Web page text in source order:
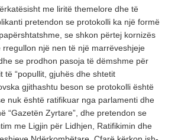
me liritë themelore dhe të
pretendon se protokolli ka një formë
se shkon përtej kornizës
rregullon një nen të një marrëveshjeje
se prodhon pasoja të dëmshme për
të “popullit, gjuhës dhe shtetit
gjithashtu beson se protokolli është
nuk është ratifikuar nga parlamenti dhe
“Gazetën Zyrtare”, dhe pretendon se
me Ligjin për Lidhjen, Ratifikimin dhe